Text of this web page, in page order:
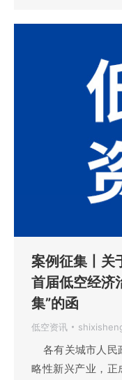
案例征集丨关
首届低空经济
集”的函
低空资讯
各有关城市人民
略性新兴产业，